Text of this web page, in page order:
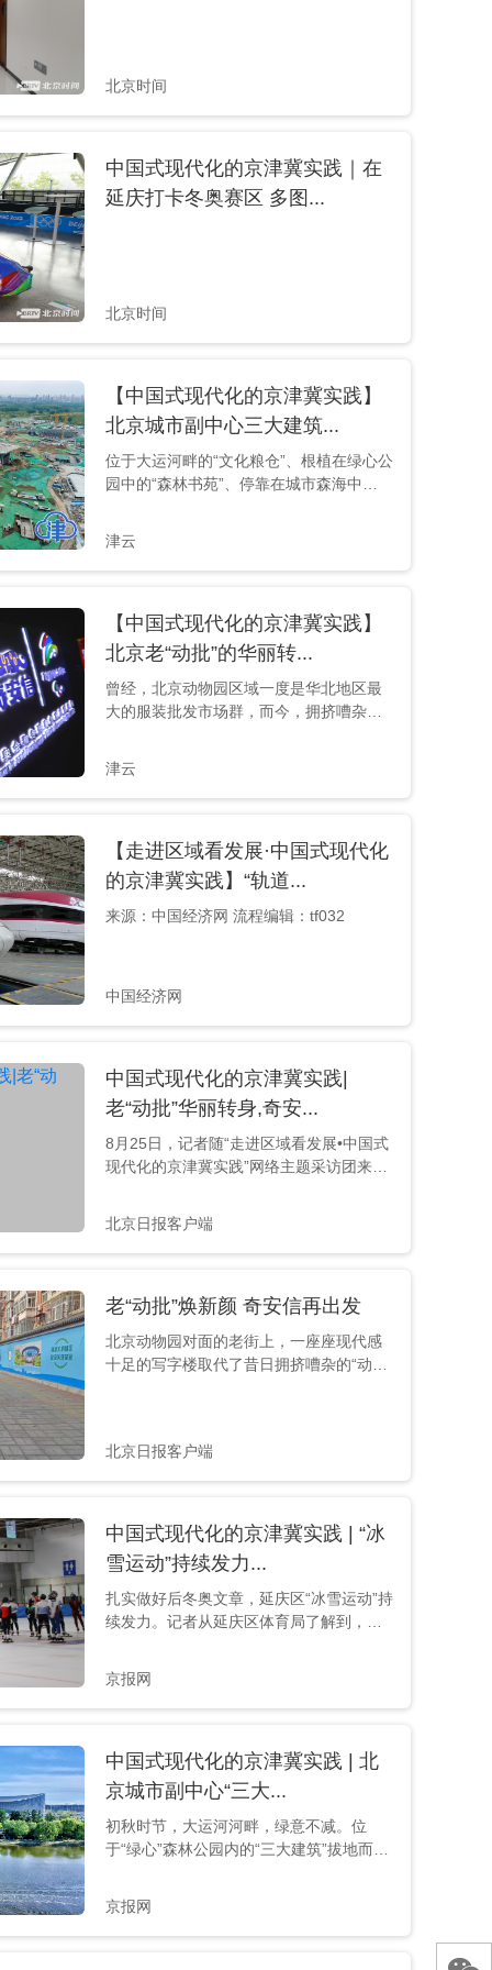
北京时间
中国式现代化的京津冀实践｜在
延庆打卡冬奥赛区 多图...
北京时间
【中国式现代化的京津冀实践】
北京城市副中心三大建筑...
位于大运河畔的“文化粮仓”、根植在绿心公
园中的“森林书苑”、停靠在城市森海中
展·中国式现代化的京津冀实践”网络主题调
研活动采访团探访北京城市副中心三大文
化地标建筑，三大建筑分别为城市副中心
馆。 “完工倒计时33天8时5分26秒。”倒计
时在一分一秒记录着城市副中心剧院即将
完工的日子，现场呈现出一派繁忙景象，
施工人员在进...
津云
【中国式现代化的京津冀实践】
北京老“动批”的华丽转...
曾经，北京动物园区域一度是华北地区最
大的服装批发市场群，而今，拥挤嘈杂的
示范区。8月25日，“走进区域看发展·中国
式现代化的京津冀实践”主题宣传活动走进
北京西城区，了解“动批”疏解后，产业升级
市综合体”的工作成效。 在“动批”鼎盛时
期，北京动物园区域聚集了超过3万名从业
人员，日均客流量10万人次。彼时，拥挤
的经营环境以及...
津云
【走进区域看发展·中国式现代化
的京津冀实践】“轨道...
来源：中国经济网 流程编辑：tf032
中国经济网
中国式现代化的京津冀实践|
老“动批”华丽转身,奇安...
8月25日，记者随“走进区域看发展•中国式
现代化的京津冀实践”网络主题采访团来到
华丽转身。 奇安信集团办公大楼外景 行走
在北京西城区，看到曾经拥挤喧闹的动物
园批发市场群变成高大上的国家级金融科
个个“新一代智慧城市综合体”，吸引着国内
家队”信誉的奇安信集团正是其中之一。
8...
北京日报客户端
老“动批”焕新颜 奇安信再出发
北京动物园对面的老街上，一座座现代感
十足的写字楼取代了昔日拥挤嘈杂的“动
访团来到这里，感受老“动批”疏解后的华丽
转身。 行走在这条老街，映入眼帘的是一
机构入驻，正在成为引领国际金融科技与
专业服务创新的核心引擎。有着“网络安全
国家队”美誉的奇安...
北京日报客户端
中国式现代化的京津冀实践 | “冰
雪运动”持续发力...
扎实做好后冬奥文章，延庆区“冰雪运动”持
续发力。记者从延庆区体育局了解到，延
雪橇和高山滑雪比赛、2023-2024赛季国际
雪车联合会雪车和钢架雪车世界杯等国内
国际系列冰雪赛事。 身着短道速滑运动
冰场里排成一字型轻快滑行，他们身体前
倾、双腿交替循环，速度逐渐加快，从眼
前疾驰而过。8月25日，“走进区域看发展·
中国式现代化的京津...
京报网
中国式现代化的京津冀实践 | 北
京城市副中心“三大...
初秋时节，大运河河畔，绿意不减。位
于“绿心”森林公园内的“三大建筑”拔地而
为千年大运河增添闪亮的文化明珠。目
前，“三大建筑”项目主体结构及外立面装修
工程已全面完工，进入最后的室外绿化和
京报网